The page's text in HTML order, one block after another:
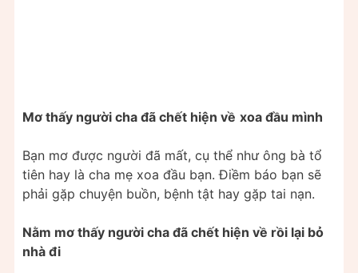
Mơ thấy người cha đã chết hiện về xoa đầu mình
Bạn mơ được người đã mất, cụ thể như ông bà tổ
tiên hay là cha mẹ xoa đầu bạn. Điềm báo bạn sẽ
phải gặp chuyện buồn, bệnh tật hay gặp tai nạn.
Nằm mơ thấy người cha đã chết hiện về rồi lại bỏ
nhà đi